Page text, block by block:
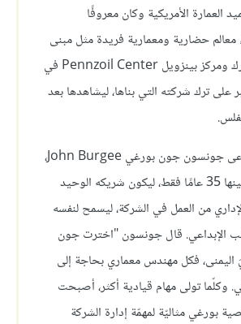
العمارة الأمريكية وكان معروفًا
معالم حضارية ومعمارية فريدة مثل مبنى
At&T في نيويورك ومركز بينزويل Pennzoil Center في
على ترك شركته التي بناها، ليشاهدها بعد
في عام 1969، دعى جونسون جون بورغي John Burgee،
والذي كان يبلغ حينها 35 عامًا فقط، ليكون شريكه الوحيد
من العمل في الشركة، ليسمح لنفسه
الإبداعي. قال جونسون "اخترت جون
فكل مهندس معماري بحاجة إلى
تولى مهام قيادية أكثر، أصبحت
بورغي مثاليّة لمهمّة إدارة الشركة